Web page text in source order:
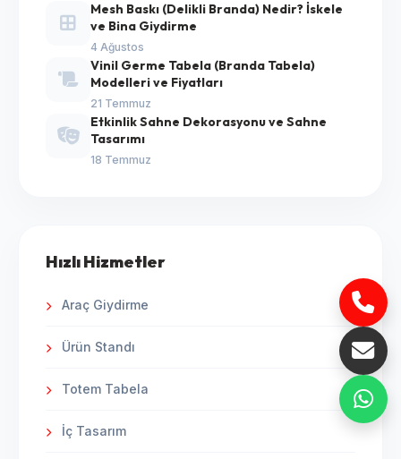
Mesh Baskı (Delikli Branda) Nedir? İskele
ve Bina Giydirme
4 Ağustos
Vinil Germe Tabela (Branda Tabela)
Modelleri ve Fiyatları
21 Temmuz
Etkinlik Sahne Dekorasyonu ve Sahne
Tasarımı
18 Temmuz
Hızlı Hizmetler
Araç Giydirme
Ürün Standı
Totem Tabela
İç Tasarım